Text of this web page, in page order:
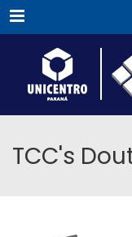
Menu
TCC's